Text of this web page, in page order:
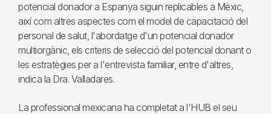
potencial donador a Espanya siguin replicables a Mèxic,
així com altres aspectes com el model de capacitació del
personal de salut, l'abordatge d'un potencial donador
multiorgànic, els criteris de selecció del potencial donant o
les estratègies per a l'entrevista familiar, entre d'altres,
indica la Dra. Valladares.
La professional mexicana ha completat a l'HUB el seu